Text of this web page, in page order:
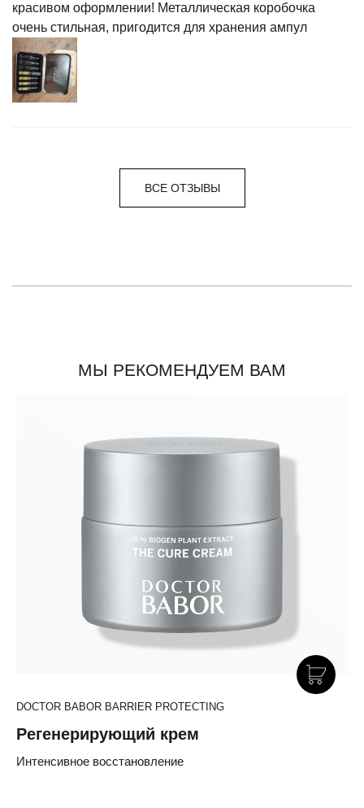
красивом оформлении! Металлическая коробочка
очень стильная, пригодится для хранения ампул
ВСЕ ОТЗЫВЫ
МЫ РЕКОМЕНДУЕМ ВАМ
DOCTOR BABOR BARRIER PROTECTING
Регенерирующий крем
Интенсивное восстановление